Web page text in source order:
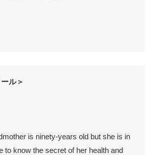
ル＞
is ninety-years old but she is in
to know the secret of her health and